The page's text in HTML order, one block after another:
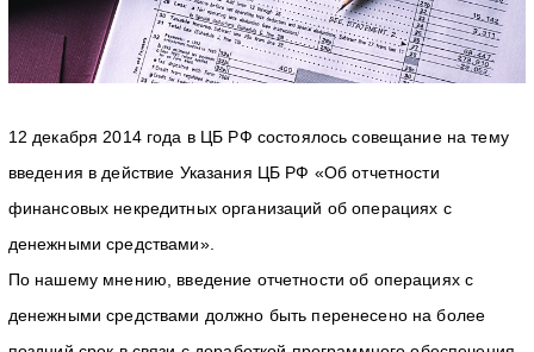
12 декабря 2014 года в ЦБ РФ состоялось совещание на тему
введения в действие Указания ЦБ РФ «Об отчетности
финансовых некредитных организаций об операциях с
денежными средствами».
По нашему мнению, введение отчетности об операциях с
денежными средствами должно быть перенесено на более